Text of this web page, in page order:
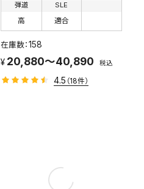
弾道
高
SLE
適合
158
20,880～40,890 税込
4.5 （18件）